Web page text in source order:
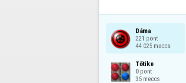
Dáma
221 pont
44 025 meccs
Tőtike
0 pont
35 meccs